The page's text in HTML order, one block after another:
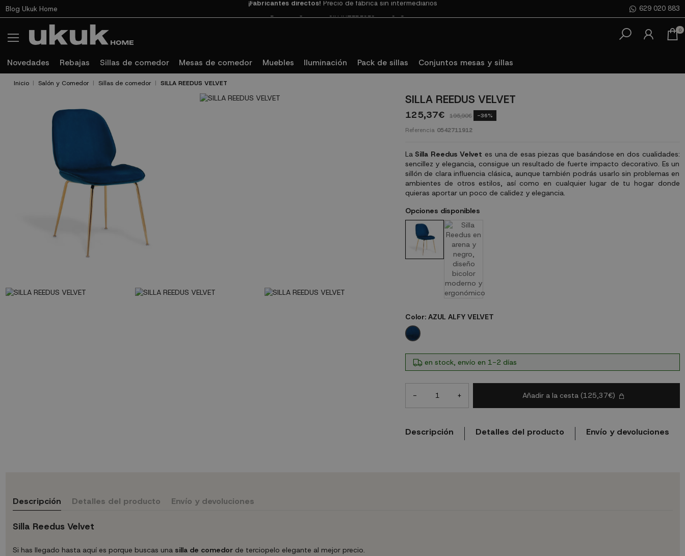
Blog Ukuk Home Paga en 3 cuotas SIN INTERESES con SeQura 629 020 883
0
Novedades Rebajas Sillas de comedor Mesas de comedor Muebles Iluminación Pack de sillas Conjuntos mesas y sillas
Inicio Salón y Comedor Sillas de comedor SILLA REEDUS VELVET
SILLA REEDUS VELVET
125,37€ 195,90€ -36%
Referencia 0542711912
LaSilla Reedus Velvet es una de esas piezas que basándose en dos cualidades:
sencillez y elegancia, consigue un resultado de fuerte impacto decorativo. Es un
sillón de clara influencia clásica, aunque también podrás usarlo sin problemas en
ambientes de otros estilos, así como en cualquier lugar de tu hogar donde
quieras aportar un poco de calidez y elegancia.
Opciones disponibles
Color: AZUL ALFY VELVET
AZUL ALFY VELVET
en stock, envío en 1-2 días
- + Añadir a la cesta(125,37€)
Descripción Detalles del producto Envío y devoluciones
Descripción Detalles del producto Envío y devoluciones
Silla Reedus Velvet
Si has llegado hasta aquí es porque buscas una silla de comedorde terciopelo elegante al mejor precio.